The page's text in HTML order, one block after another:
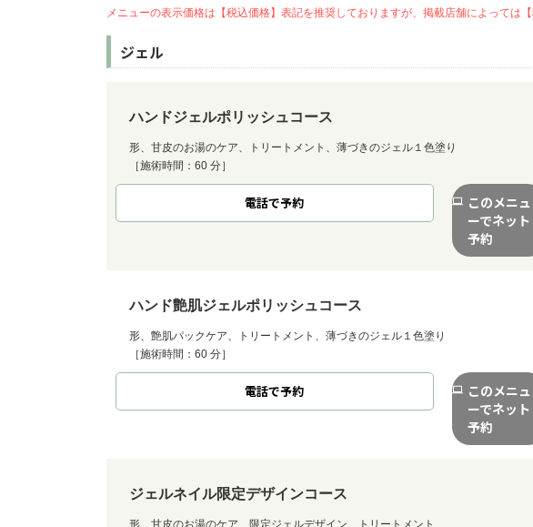
メニューの表示価格は【税込価格】表記を推奨しておりますが、掲載店舗によっては
ジェル
ハンドジェルポリッシュコース
形、甘皮のお湯のケア、トリートメント、薄づきのジェル１色塗り
［施術時間：60 分］
電話で予約
このメニュ
ーでネット
予約
ハンド艶肌ジェルポリッシュコース
形、艶肌パックケア、トリートメント、薄づきのジェル１色塗り
［施術時間：60 分］
電話で予約
このメニュ
ーでネット
予約
ジェルネイル限定デザインコース